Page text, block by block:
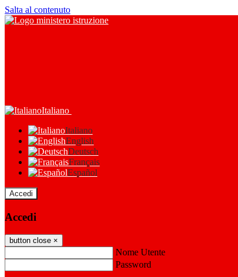
Salta al contenuto
Italiano
Italiano
English
Deutsch
Français
Español
Accedi
Accedi
button close ×
Nome Utente
Password